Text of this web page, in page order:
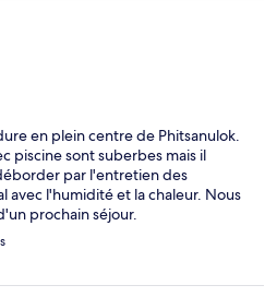
en plein centre de Phitsanulok.
piscine sont suberbes mais il
par l'entretien des
avec l'humidité et la chaleur. Nous
prochain séjour.